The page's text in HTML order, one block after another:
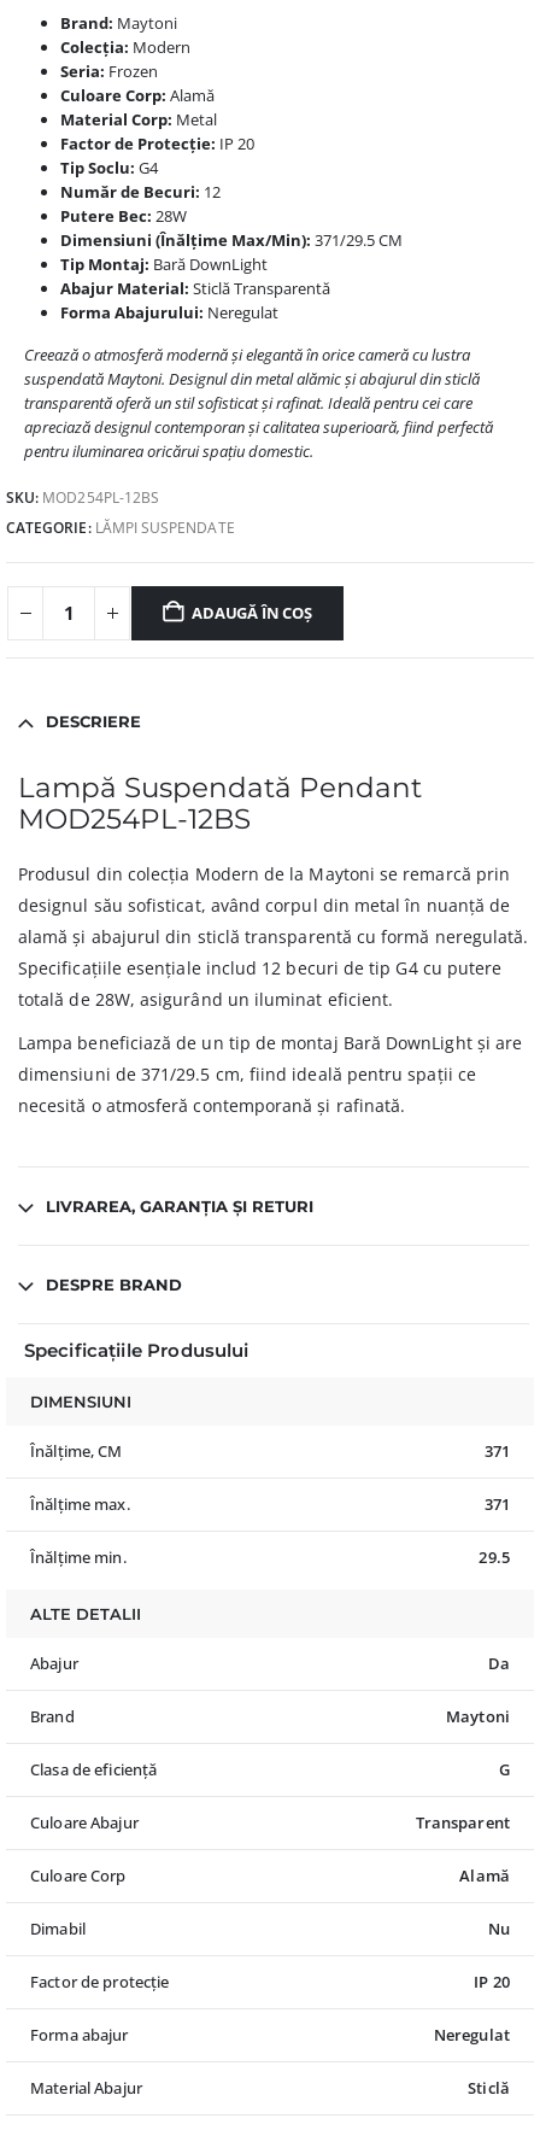
Brand: Maytoni
Colecția: Modern
Seria: Frozen
Culoare Corp: Alamă
Material Corp: Metal
Factor de Protecție: IP 20
Tip Soclu: G4
Număr de Becuri: 12
Putere Bec: 28W
Dimensiuni (Înălțime Max/Min): 371/29.5 CM
Tip Montaj: Bară DownLight
Abajur Material: Sticlă Transparentă
Forma Abajurului: Neregulat
Creează o atmosferă modernă și elegantă în orice cameră cu lustra
suspendată Maytoni. Designul din metal alămic și abajurul din sticlă
transparentă oferă un stil sofisticat și rafinat. Ideală pentru cei care
apreciază designul contemporan și calitatea superioară, fiind perfectă
pentru iluminarea oricărui spațiu domestic.
SKU: MOD254PL-12BS
CATEGORIE: LĂMPI SUSPENDATE
ADAUGĂ ÎN COȘ
DESCRIERE
Lampă Suspendată Pendant
MOD254PL-12BS
Produsul din colecția Modern de la Maytoni se remarcă prin
designul său sofisticat, având corpul din metal în nuanță de
alamă și abajurul din sticlă transparentă cu formă neregulată.
Specificațiile esențiale includ 12 becuri de tip G4 cu putere
totală de 28W, asigurând un iluminat eficient.
Lampa beneficiază de un tip de montaj Bară DownLight și are
dimensiuni de 371/29.5 cm, fiind ideală pentru spații ce
necesită o atmosferă contemporană și rafinată.
LIVRAREA, GARANȚIA ȘI RETURI
DESPRE BRAND
Specificațiile Produsului
DIMENSIUNI
Înălțime, CM 371
Înălțime max. 371
Înălțime min. 29.5
ALTE DETALII
Abajur Da
Brand Maytoni
Clasa de eficiență G
Culoare Abajur Transparent
Culoare Corp Alamă
Dimabil Nu
Factor de protecție IP 20
Forma abajur Neregulat
Material Abajur Sticlă